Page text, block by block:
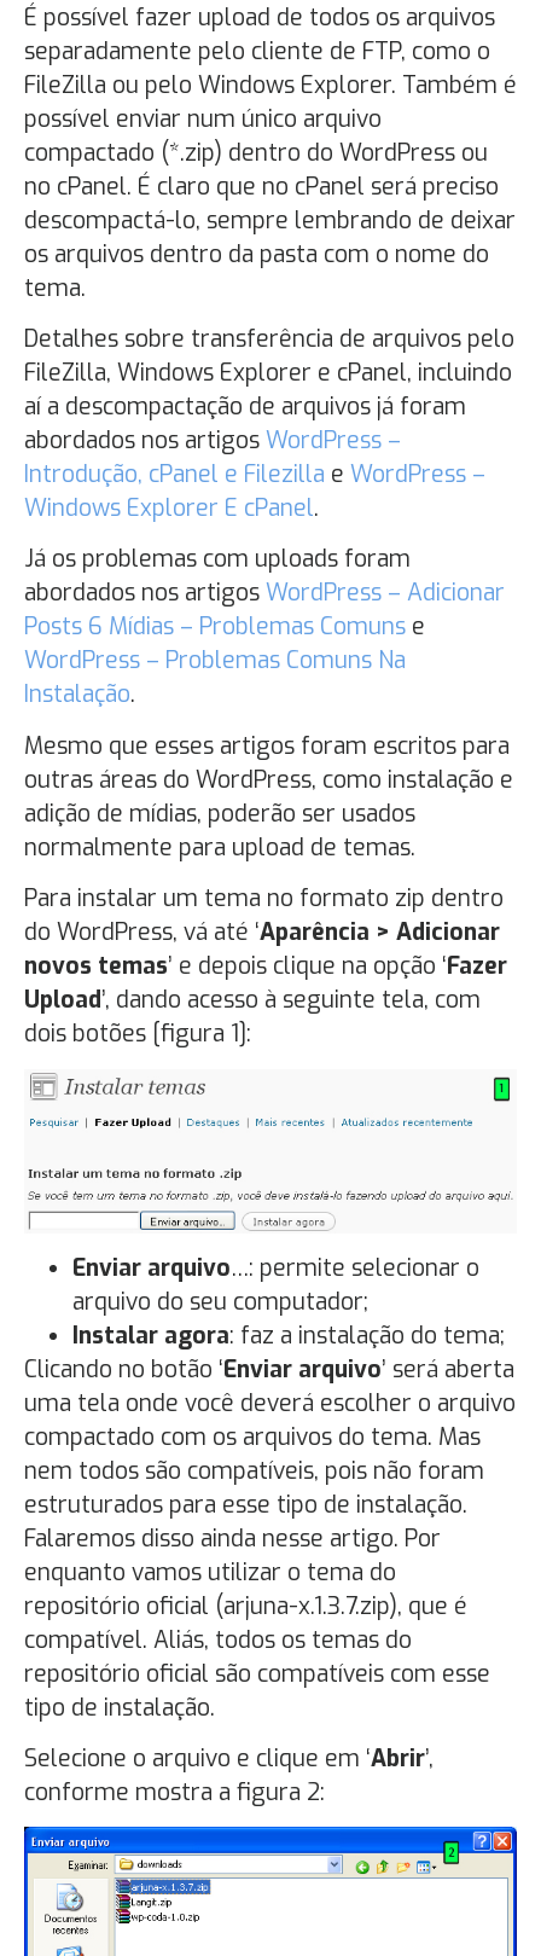
É possível fazer upload de todos os arquivos
separadamente pelo cliente de FTP, como o
FileZilla ou pelo Windows Explorer. Também é
possível enviar num único arquivo
compactado (*.zip) dentro do WordPress ou
no cPanel. É claro que no cPanel será preciso
descompactá-lo, sempre lembrando de deixar
os arquivos dentro da pasta com o nome do
tema.
Detalhes sobre transferência de arquivos pelo
FileZilla, Windows Explorer e cPanel, incluindo
aí a descompactação de arquivos já foram
abordados nos artigos WordPress –
Introdução, cPanel e Filezilla e WordPress –
Windows Explorer E cPanel.
Já os problemas com uploads foram
abordados nos artigos WordPress – Adicionar
Posts 6 Mídias – Problemas Comuns e
WordPress – Problemas Comuns Na
Instalação.
Mesmo que esses artigos foram escritos para
outras áreas do WordPress, como instalação e
adição de mídias, poderão ser usados
normalmente para upload de temas.
Para instalar um tema no formato zip dentro
do WordPress, vá até ‘Aparência > Adicionar
novos temas’ e depois clique na opção ‘Fazer
Upload’, dando acesso à seguinte tela, com
dois botões [figura 1]:
Enviar arquivo…: permite selecionar o
arquivo do seu computador;
Instalar agora: faz a instalação do tema;
Clicando no botão ‘Enviar arquivo’ será aberta
uma tela onde você deverá escolher o arquivo
compactado com os arquivos do tema. Mas
nem todos são compatíveis, pois não foram
estruturados para esse tipo de instalação.
Falaremos disso ainda nesse artigo. Por
enquanto vamos utilizar o tema do
repositório oficial (arjuna-x.1.3.7.zip), que é
compatível. Aliás, todos os temas do
repositório oficial são compatíveis com esse
tipo de instalação.
Selecione o arquivo e clique em ‘Abrir’,
conforme mostra a figura 2: